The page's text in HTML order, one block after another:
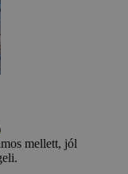
mellett, jól